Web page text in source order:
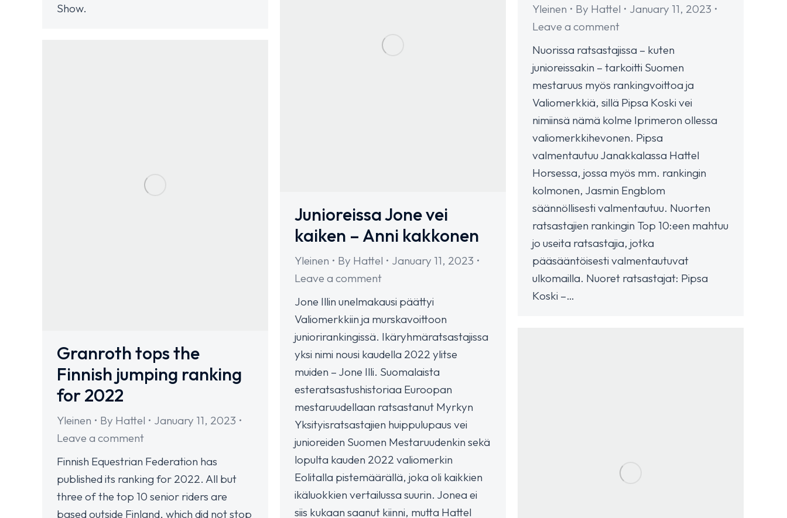
Show.
Yleinen By Hattel
January 11, 2023
Leave a comment
Nuorissa ratsastajissa – kuten
junioreissakin – tarkoitti Suomen
mestaruus myös rankingvoittoa ja
Valiomerkkiä, sillä Pipsa Koski vei
nimiinsä nämä kolme Iprimeron ollessa
valiomerkkihevonen. Pipsa
valmentautuu Janakkalassa Hattel
Horsessa, jossa myös mm. rankingin
kolmonen, Jasmin Engblom
säännöllisesti valmentautuu. Nuorten
ratsastajien rankingin Top 10:een mahtuu
jo useita ratsastajia, jotka
pääsääntöisesti valmentautuvat
ulkomailla. Nuoret ratsastajat: Pipsa
Koski –…
Junioreissa Jone vei
kaiken – Anni kakkonen
Yleinen By Hattel
January 11, 2023
Leave a comment
Jone Illin unelmakausi päättyi
Valiomerkkiin ja murskavoittoon
juniorirankingissä. Ikäryhmäratsastajissa
yksi nimi nousi kaudella 2022 ylitse
muiden – Jone Illi. Suomalaista
esteratsastushistoriaa Euroopan
mestaruudellaan ratsastanut Myrkyn
Yksityisratsastajien huippulupaus vei
junioreiden Suomen Mestaruudenkin sekä
lopulta kauden 2022 valiomerkin
Eolitalla pistemäärällä, joka oli kaikkien
ikäluokkien vertailussa suurin. Jonea ei
siis kukaan saanut kiinni, mutta Hattel
Granroth tops the
Finnish jumping ranking
for 2022
Yleinen By Hattel
January 11, 2023
Leave a comment
Finnish Equestrian Federation has
published its ranking for 2022. All but
three of the top 10 senior riders are
based outside Finland, which did not stop